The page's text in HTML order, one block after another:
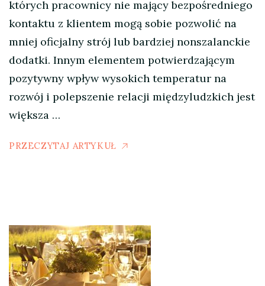
których pracownicy nie mający bezpośredniego
kontaktu z klientem mogą sobie pozwolić na
mniej oficjalny strój lub bardziej nonszalanckie
dodatki. Innym elementem potwierdzającym
pozytywny wpływ wysokich temperatur na
rozwój i polepszenie relacji międzyludzkich jest
większa …
PRZECZYTAJ ARTYKUŁ